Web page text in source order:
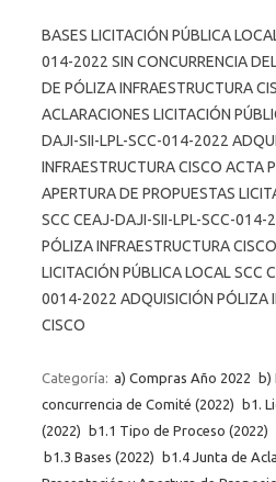
BASES LICITACIÓN PÚBLICA
014-2022 SIN CONCURRENCIA
DE PÓLIZA INFRAESTRUCTURA
ACLARACIONES LICITACIÓN
DAJI-SII-LPL-SCC-014-2022
INFRAESTRUCTURA CISCO ACTA
APERTURA DE PROPUESTAS
SCC CEAJ-DAJI-SII-LPL-SCC-014-
PÓLIZA INFRAESTRUCTURA
LICITACIÓN PÚBLICA LOCAL SCC
0014-2022 ADQUISICIÓN PÓLIZA
CISCO
Categoría: a) Compras Año 2022 b)
concurrencia de Comité (2022) b1.
(2022) b1.1 Tipo de Proceso (2022)
b1.3 Bases (2022) b1.4 Junta de